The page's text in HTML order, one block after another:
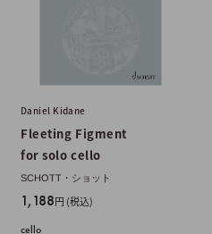
Daniel Kidane
Fleeting Figment
for solo cello
SCHOTT・ショット
販
1,188円 (税込)
cello